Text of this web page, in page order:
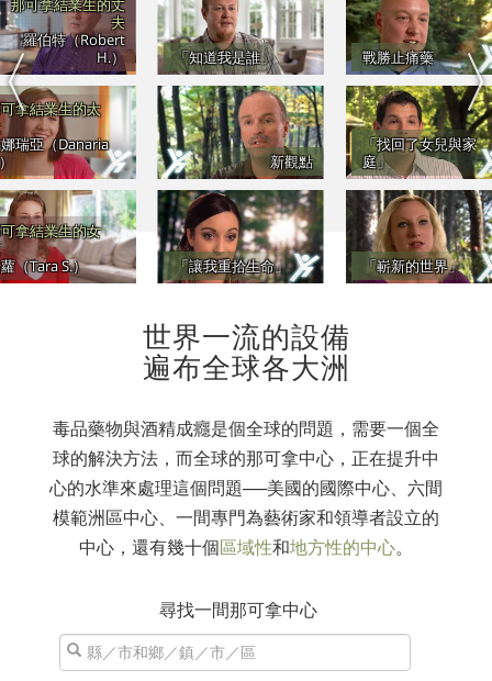
那可拿結業生的丈
夫
羅伯特（Robert
H.）
拿結業生的太
瑞亞（Danaria
拿結業生的女
（Tara S.）
「知道我是誰」
新觀點
「讓我重拾生命」
戰勝止痛藥
「找回了女兒與家
庭」
「嶄新的世界」
世界一流的設備
遍布全球各大洲
毒品藥物與酒精成癮是個全球的問題，需要一個全
球的解決方法，而全球的那可拿中心，正在提升中
心的水準來處理這個問題──美國的國際中心、六間
模範洲區中心、一間專門為藝術家和領導者設立的
中心，還有幾十個區域性和地方性的中心。
尋找一間那可拿中心